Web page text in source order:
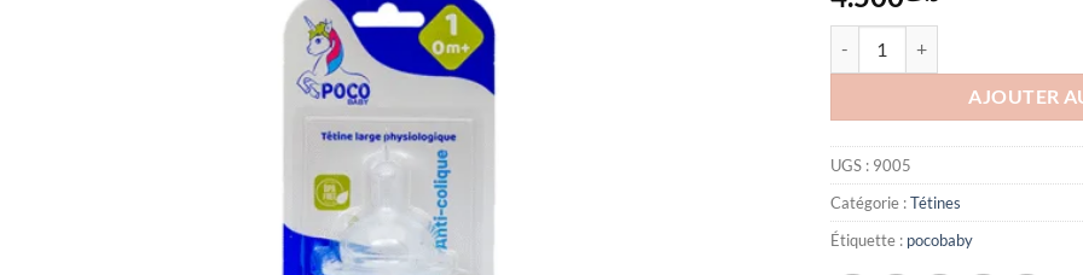
AJOUTER
UGS : 9005
Catégorie :Tétines
Étiquette : pocobaby